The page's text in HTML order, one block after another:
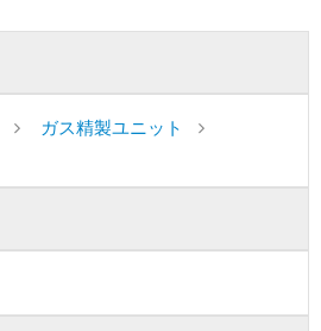
ガス精製ユニット